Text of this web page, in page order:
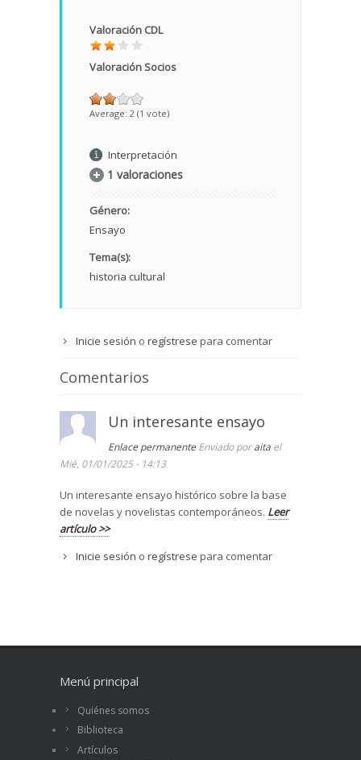
Valoración CDL
Valoración Socios
Average: 2 (1 vote)
Interpretación
1 valoraciones
Género:
Ensayo
Tema(s):
historia cultural
Inicie sesión o regístrese para comentar
Comentarios
Un interesante ensayo
Enlace permanente Enviado poraita el
Mié, 01/01/2025 - 14:13
Un interesante ensayo histórico sobre la base
de novelas y novelistas contemporáneos. Leer
artículo >>
Inicie sesión o regístrese para comentar
Menú principal
Quiénes somos
Biblioteca
Artículos